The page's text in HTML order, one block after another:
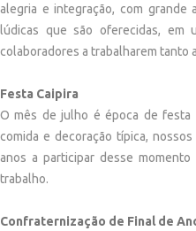
alegria e integração, com grande
lúdicas que são oferecidas, em
colaboradores a trabalharem tanto
Festa Caipira
O mês de julho é época de festa
comida e decoração típica,
anos a participar desse
trabalho.
Confraternização de Final de